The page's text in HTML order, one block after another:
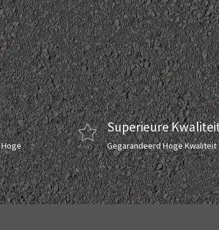
Superieure
Gegarandeerd Hoge Kwaliteit